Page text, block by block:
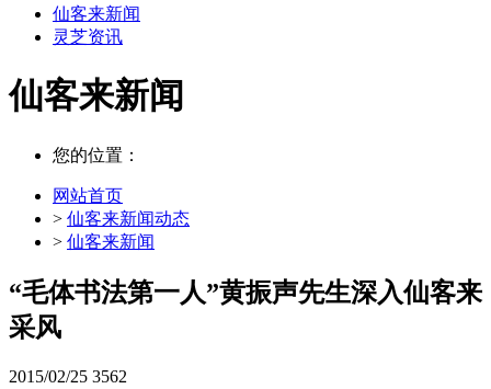
仙客来新闻
灵芝资讯
仙客来新闻
您的位置：
网站首页
> 仙客来新闻动态
> 仙客来新闻
“毛体书法第一人”黄振声先生深入仙客来
采风
2015/02/25 3562